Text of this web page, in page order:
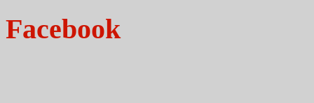
Facebook